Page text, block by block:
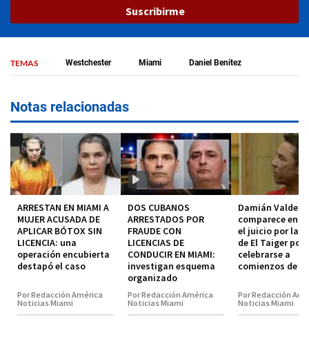
Suscribirme
TEMAS Westchester Miami Daniel Benitez
Notas relacionadas
ARRESTAN EN MIAMI A
MUJER ACUSADA DE
APLICAR BÓTOX SIN
LICENCIA: una
operación encubierta
destapó el caso
Por Redacción América
Noticias Miami
DOS CUBANOS
ARRESTADOS POR
FRAUDE CON
LICENCIAS DE
CONDUCIR EN MIAMI:
investigan esquema
organizado
Por Redacción América
Noticias Miami
Damián Valdez
comparece en
el juicio por la
de El Taiger
celebrarse a
comienzos de
Por Redacción
Noticias Miami